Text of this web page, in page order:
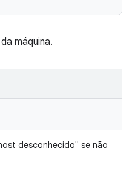
máquina.
desconhecido" se não